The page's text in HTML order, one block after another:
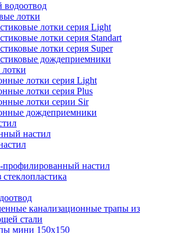
водоотвод
лотки
лотки серия Light
лотки серия Standart
лотки серия Super
дождеприемники
лотки серия Light
лотки серия Plus
лотки серии Sir
дождеприемники
настил
профилированный настил
канализационные трапы из
стали
мини 150х150